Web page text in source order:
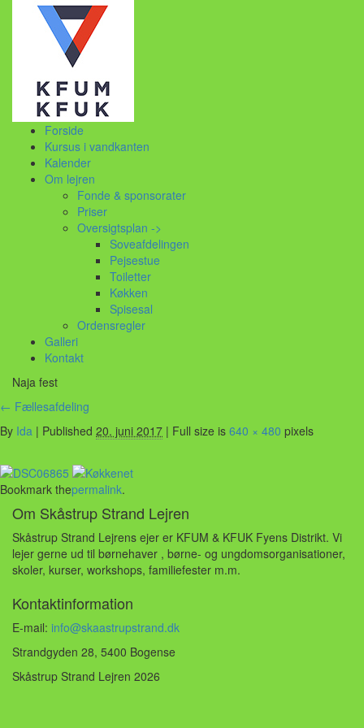
Forside
Kursus i vandkanten
Kalender
Om lejren
Fonde & sponsorater
Priser
Oversigtsplan ->
Soveafdelingen
Pejsestue
Toiletter
Køkken
Spisesal
Ordensregler
Galleri
Kontakt
Naja fest
← Fællesafdeling
By Ida | Published 20. juni 2017 | Full size is 640 × 480 pixels
Bookmark thepermalink.
Om Skåstrup Strand Lejren
Skåstrup Strand Lejrens ejer er KFUM & KFUK Fyens Distrikt. Vi
lejer gerne ud til børnehaver , børne- og ungdomsorganisationer,
skoler, kurser, workshops, familiefester m.m.
Kontaktinformation
E-mail: info@skaastrupstrand.dk
Strandgyden 28, 5400 Bogense
Skåstrup Strand Lejren 2026